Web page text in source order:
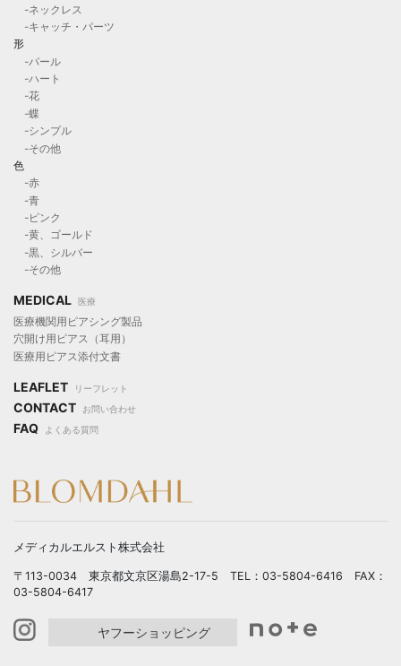
-ネックレス
-キャッチ・パーツ
形
-パール
-ハート
-花
-蝶
-シンプル
-その他
色
-赤
-青
-ピンク
-黄、ゴールド
-黒、シルバー
-その他
MEDICAL 医療
医療機関用ピアシング製品
穴開け用ピアス（耳用）
医療用ピアス添付文書
LEAFLET リーフレット
CONTACT お問い合わせ
FAQ よくある質問
メディカルエルスト株式会社
〒113-0034 東京都文京区湯島2-17-5 TEL：03-5804-6416 FAX：
03-5804-6417
ヤフーショッピング